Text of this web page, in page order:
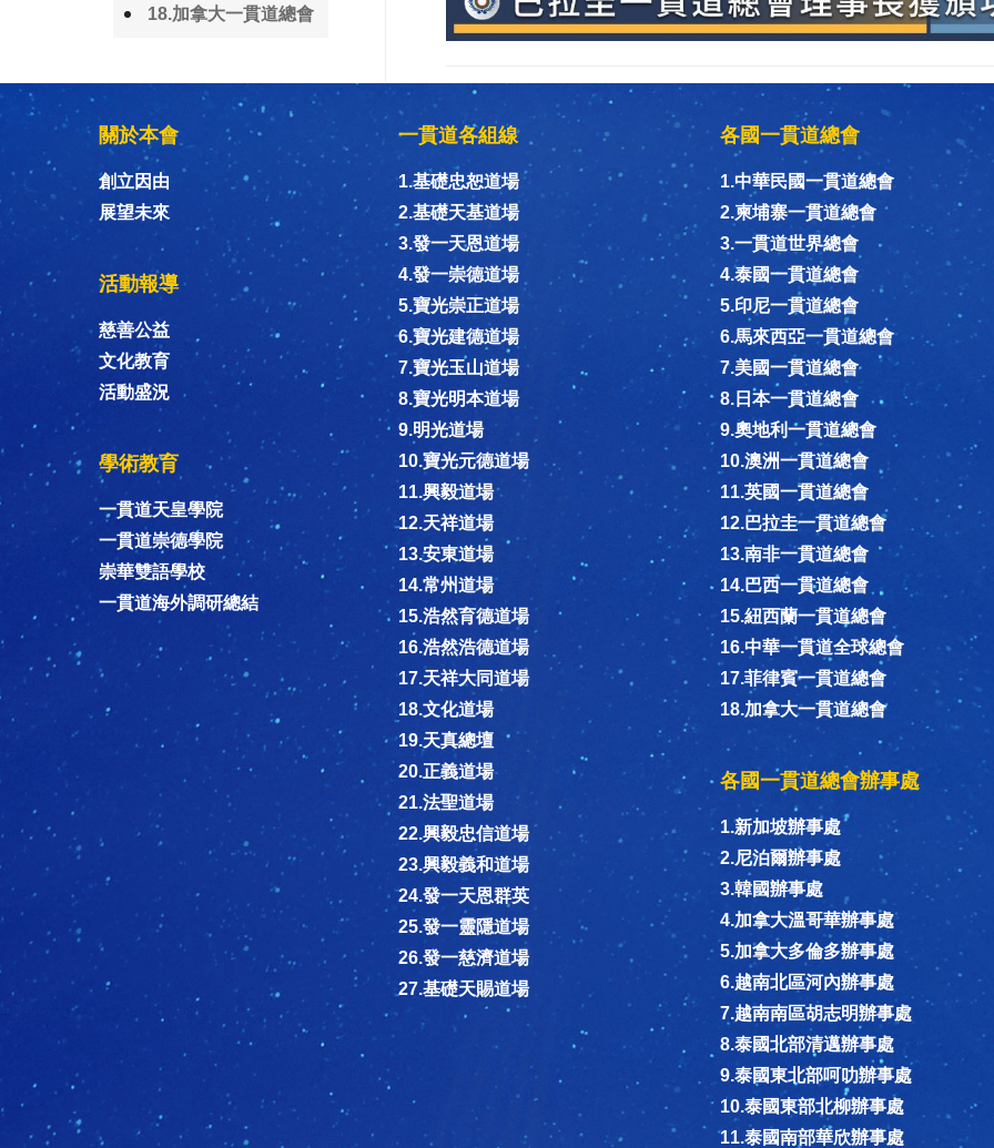
18.加拿大一貫道總會
關於本會
創立因由
展望未來
活動報導
慈善公益
文化教育
活動盛況
學術教育
一貫道天皇學院
一貫道崇德學院
崇華雙語學校
一貫道海外調研總結
一貫道各組線
1.基礎忠恕道場
2.基礎天基道場
3.發一天恩道場
4.發一崇德道場
5.寶光崇正道場
6.寶光建德道場
7.寶光玉山道場
8.寶光明本道場
9.明光道場
10.寶光元德道場
11.興毅道場
12.天祥道場
13.安東道場
14.常州道場
15.浩然育德道場
16.浩然浩德道場
17.天祥大同道場
18.文化道場
19.天真總壇
20.正義道場
21.法聖道場
22.興毅忠信道場
23.興毅義和道場
24.發一天恩群英
25.發一靈隱道場
26.發一慈濟道場
27.基礎天賜道場
各國一貫道總會
1.中華民國一貫道總會
2.柬埔寨一貫道總會
3.一貫道世界總會
4.泰國一貫道總會
5.印尼一貫道總會
6.馬來西亞一貫道總會
7.美國一貫道總會
8.日本一貫道總會
9.奧地利一貫道總會
10.澳洲一貫道總會
11.英國一貫道總會
12.巴拉圭一貫道總會
13.南非一貫道總會
14.巴西一貫道總會
15.紐西蘭一貫道總會
16.中華一貫道全球總會
17.菲律賓一貫道總會
18.加拿大一貫道總會
各國一貫道總會辦事處
1.新加坡辦事處
2.尼泊爾辦事處
3.韓國辦事處
4.加拿大溫哥華辦事處
5.加拿大多倫多辦事處
6.越南北區河內辦事處
7.越南南區胡志明辦事處
8.泰國北部清邁辦事處
9.泰國東北部呵叻辦事處
10.泰國東部北柳辦事處
11.泰國南部華欣辦事處